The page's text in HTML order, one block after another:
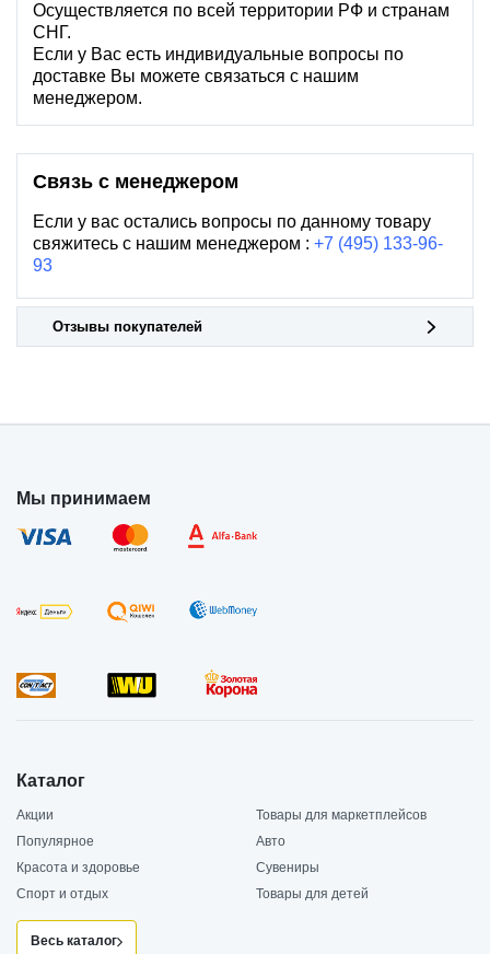
Осуществляется по всей территории РФ и странам
СНГ.
Если у Вас есть индивидуальные вопросы по
доставке Вы можете связаться с нашим
менеджером.
Связь с менеджером
Если у вас остались вопросы по данному товару
свяжитесь с нашим менеджером : +7 (495) 133-96-
93
Отзывы покупателей
Мы принимаем
Каталог
Акции
Товары для маркетплейсов
Популярное
Авто
Красота и здоровье
Сувениры
Спорт и отдых
Товары для детей
Весь каталог